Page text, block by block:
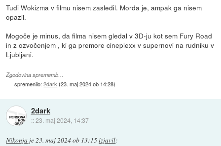
Tudi Wokizma v filmu nisem zasledil. Morda je, ampak ga nisem
opazil.
Mogoče je minus, da filma nisem gledal v 3D-ju kot sem Fury Road
in z ozvočenjem , ki ga premore cineplexx v supernovi na rudniku v
Ljubljani.
Zgodovina sprememb…
spremenilo:2dark(23. maj 2024 ob 14:28)
2dark
::23. maj 2024, 14:37
Nikonja je23. maj 2024 ob 13:15izjavil: